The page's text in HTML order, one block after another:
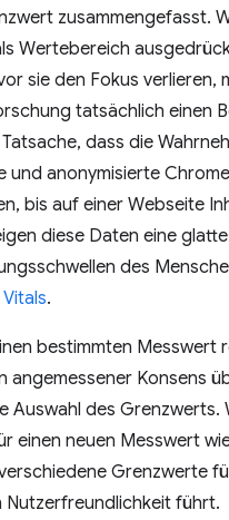
zusammengefasst.
Wertebereich
sie den Fokus verlieren,
tatsächlich einen
dass die
und anonymisierte
bis auf einer Webseite
diese Daten eine
des
.
bestimmten Messwert
angemessener Konsens
Auswahl des
einen neuen Messwert
Grenzwerte
Nutzerfreundlichkeit führt.